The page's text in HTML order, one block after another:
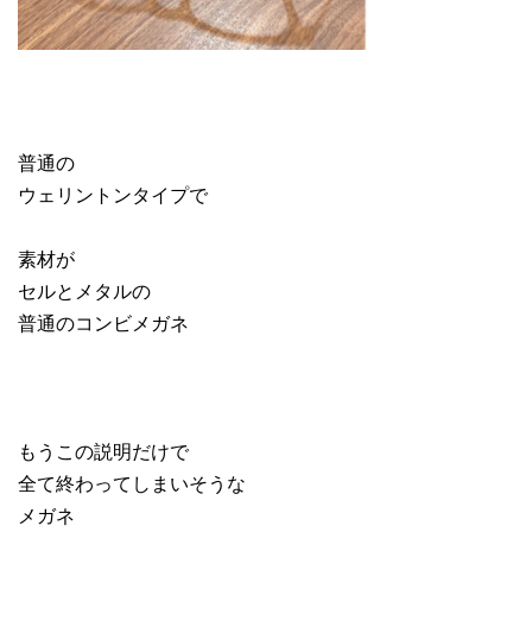
普通の
ウェリントンタイプで
素材が
セルとメタルの
普通のコンビメガネ
もうこの説明だけで
全て終わってしまいそうな
メガネ